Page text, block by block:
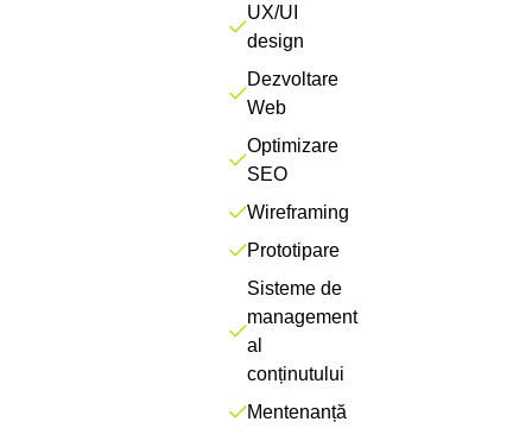
UX/UI
design
Dezvoltare
Web
Optimizare
SEO
Wireframing
Prototipare
Sisteme de
management
al
conținutului
Mentenanță